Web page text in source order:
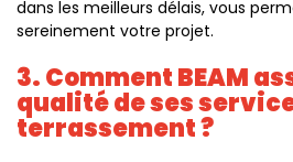
dans les meilleurs délais, vous
sereinement votre projet.
3. Comment BEAM
qualité de ses
terrassement ?